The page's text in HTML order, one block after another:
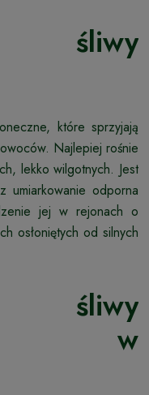
śliwy
które sprzyjają
Najlepiej rośnie
lekko wilgotnych. Jest
umiarkowanie odporna
jej w rejonach o
osłoniętych od silnych
śliwy
w